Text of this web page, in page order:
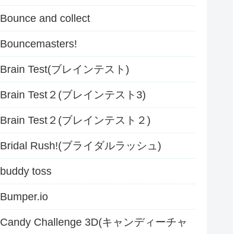
Bounce and collect
Bouncemasters!
Brain Test(ブレインテスト)
Brain Test２(ブレインテスト3)
Brain Test２(ブレインテスト２)
Bridal Rush!(ブライダルラッシュ)
buddy toss
Bumper.io
Candy Challenge 3D(キャンディーチャ